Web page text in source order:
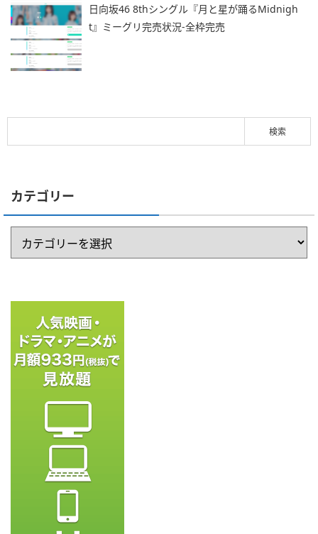
日向坂46 8thシングル『月と星が踊るMidnigh
t』ミーグリ完売状況-全枠完売
カテゴリー